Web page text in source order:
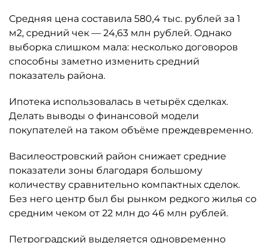
Средняя цена составила 580,4 тыс. рублей за 1
м2, средний чек — 24,63 млн рублей. Однако
выборка слишком мала: несколько договоров
способны заметно изменить средний
показатель района.
Ипотека использовалась в четырёх сделках.
Делать выводы о финансовой модели
покупателей на таком объёме преждевременно.
Василеостровский район снижает средние
показатели зоны благодаря большому
количеству сравнительно компактных сделок.
Без него центр был бы рынком редкого жилья со
средним чеком от 22 млн до 46 млн рублей.
Петроградский выделяется одновременно